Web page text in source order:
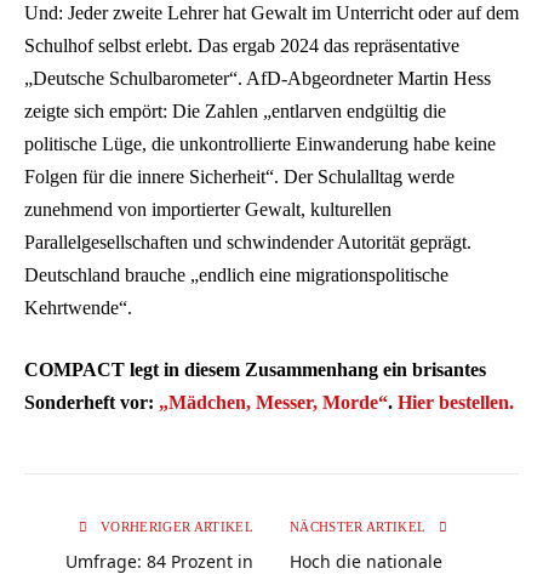
Und: Jeder zweite Lehrer hat Gewalt im Unterricht oder auf dem
Schulhof selbst erlebt. Das ergab 2024 das repräsentative
„Deutsche Schulbarometer“. AfD-Abgeordneter Martin Hess
zeigte sich empört: Die Zahlen „entlarven endgültig die
politische Lüge, die unkontrollierte Einwanderung habe keine
Folgen für die innere Sicherheit“. Der Schulalltag werde
zunehmend von importierter Gewalt, kulturellen
Parallelgesellschaften und schwindender Autorität geprägt.
Deutschland brauche „endlich eine migrationspolitische
Kehrtwende“.
COMPACT legt in diesem Zusammenhang ein brisantes
Sonderheft vor: „Mädchen, Messer, Morde“. Hier bestellen.
VORHERIGER ARTIKEL
Umfrage: 84 Prozent in
NÄCHSTER ARTIKEL
Hoch die nationale